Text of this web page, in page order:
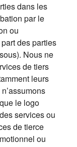
dans les
par le
ou
des parties
Nous ne
de tiers
leurs
le logo
services ou
de tierce
ou